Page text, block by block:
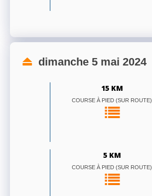
dimanche 5 mai 2024
15 KM
COURSE À PIED (SUR ROUTE)
5 KM
COURSE À PIED (SUR ROUTE)